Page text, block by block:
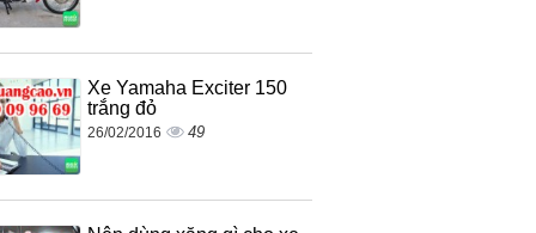
Xe Yamaha Exciter 150
trắng đỏ
26/02/2016 49